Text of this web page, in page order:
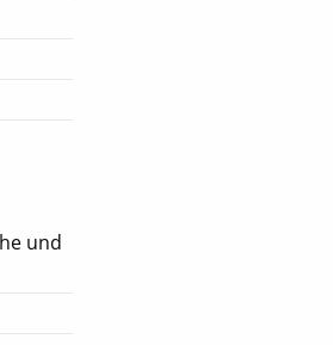
und